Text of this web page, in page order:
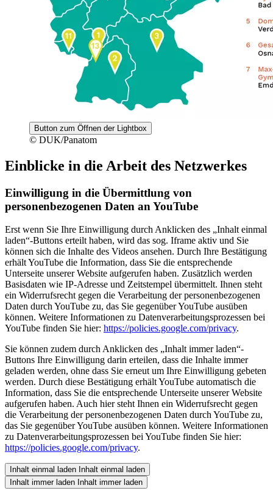
Button zum Öffnen der Lightbox
© DUK/Panatom
Einblicke in die Arbeit des Netzwerkes
Einwilligung in die Übermittlung von
personenbezogenen Daten an YouTube
Erst wenn Sie Ihre Einwilligung durch Anklicken des „Inhalt einmal
laden“-Buttons erteilt haben, wird das sog. Iframe aktiv und Sie
können sich die Inhalte des Videos ansehen. Durch Ihre Bestätigung
erhält YouTube die Information, dass Sie die entsprechende
Unterseite unserer Website aufgerufen haben. Zusätzlich werden
Basisdaten wie IP-Adresse und Zeitstempel übermittelt. Ihnen steht
ein Widerrufsrecht gegen die Verarbeitung der personenbezogenen
Daten durch YouTube zu, das Sie gegenüber YouTube ausüben
können. Weitere Informationen zu Datenverarbeitungsprozessen bei
YouTube finden Sie hier: https://policies.google.com/privacy.
Sie können zudem durch Anklicken des „Inhalt immer laden“-
Buttons Ihre Einwilligung darin erteilen, dass die Inhalte immer
geladen werden, ohne dass Sie erneut um Ihre Einwilligung gebeten
werden. Durch diese Bestätigung erhält YouTube automatisch die
Information, dass Sie die entsprechende Unterseite unserer Website
aufgerufen haben. Auch hier steht Ihnen ein Widerrufsrecht gegen
die Verarbeitung der personenbezogenen Daten durch YouTube zu,
das Sie gegenüber YouTube ausüben können. Weitere Informationen
zu Datenverarbeitungsprozessen bei YouTube finden Sie hier:
https://policies.google.com/privacy.
Inhalt einmal laden Inhalt einmal laden
Inhalt immer laden Inhalt immer laden